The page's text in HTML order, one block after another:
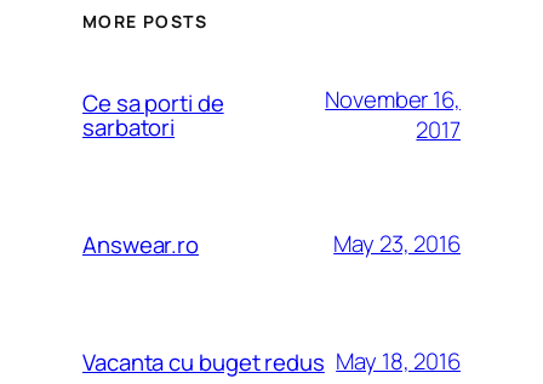
MORE POSTS
Ce sa porti de
sarbatori
November 16,
2017
Answear.ro May 23, 2016
Vacanta cu buget redus May 18, 2016